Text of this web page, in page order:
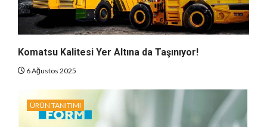
Komatsu Kalitesi Yer Altına da Taşınıyor!
6 Ağustos 2025
ÜRÜN TANITIMI